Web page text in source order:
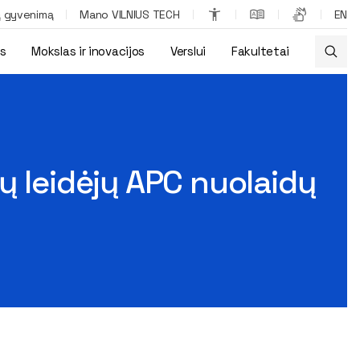
gyvenimą Mano VILNIUS TECH EN
Mokslas ir inovacijos Verslui Fakultetai
leidėjų APC nuolaidų